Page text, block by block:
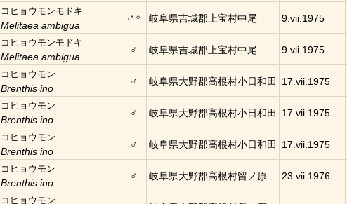
コヒョウモンモドキ
Melitaea ambigua
♂♀ 岐阜県吉城郡上宝村中尾 9.vii.1975
コヒョウモンモドキ
Melitaea ambigua
♂ 岐阜県吉城郡上宝村中尾 9.vii.1975
コヒョウモン
Brenthis ino
♂ 岐阜県大野郡高根村小日和田 17.vii.1975
コヒョウモン
Brenthis ino
♂ 岐阜県大野郡高根村小日和田 17.vii.1975
コヒョウモン
Brenthis ino
♂ 岐阜県大野郡高根村小日和田 17.vii.1975
コヒョウモン
Brenthis ino
♂ 岐阜県大野郡高根村留ノ原 23.vii.1976
コヒョウモン